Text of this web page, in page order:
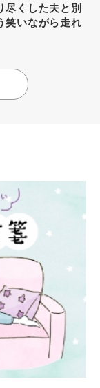
尽くした夫と別
笑いながら走れ